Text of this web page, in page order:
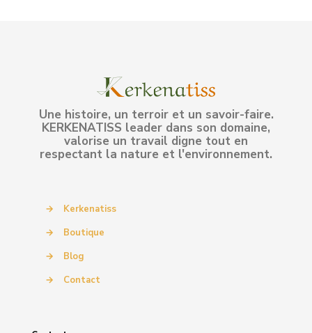
Une histoire, un terroir et un savoir-faire.
KERKENATISS leader dans son domaine,
valorise un travail digne tout en
respectant la nature et l'environnement.
→
Kerkenatiss
→
Boutique
→
Blog
→
Contact